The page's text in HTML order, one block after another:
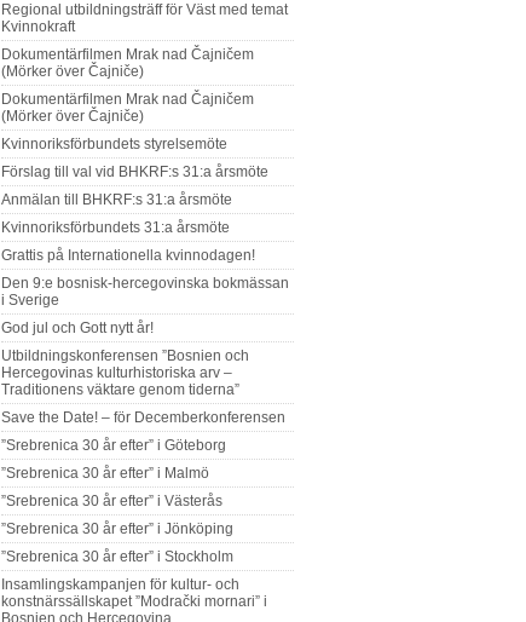
Regional utbildningsträff för Väst med temat
Kvinnokraft
Dokumentärfilmen Mrak nad Čajničem
(Mörker över Čajniče)
Dokumentärfilmen Mrak nad Čajničem
(Mörker över Čajniče)
Kvinnoriksförbundets styrelsemöte
Förslag till val vid BHKRF:s 31:a årsmöte
Anmälan till BHKRF:s 31:a årsmöte
Kvinnoriksförbundets 31:a årsmöte
Grattis på Internationella kvinnodagen!
Den 9:e bosnisk-hercegovinska bokmässan
i Sverige
God jul och Gott nytt år!
Utbildningskonferensen ”Bosnien och
Hercegovinas kulturhistoriska arv –
Traditionens väktare genom tiderna”
Save the Date! – för Decemberkonferensen
”Srebrenica 30 år efter” i Göteborg
”Srebrenica 30 år efter” i Malmö
”Srebrenica 30 år efter” i Västerås
”Srebrenica 30 år efter” i Jönköping
”Srebrenica 30 år efter” i Stockholm
Insamlingskampanjen för kultur- och
konstnärssällskapet ”Modrački mornari” i
Bosnien och Hercegovina